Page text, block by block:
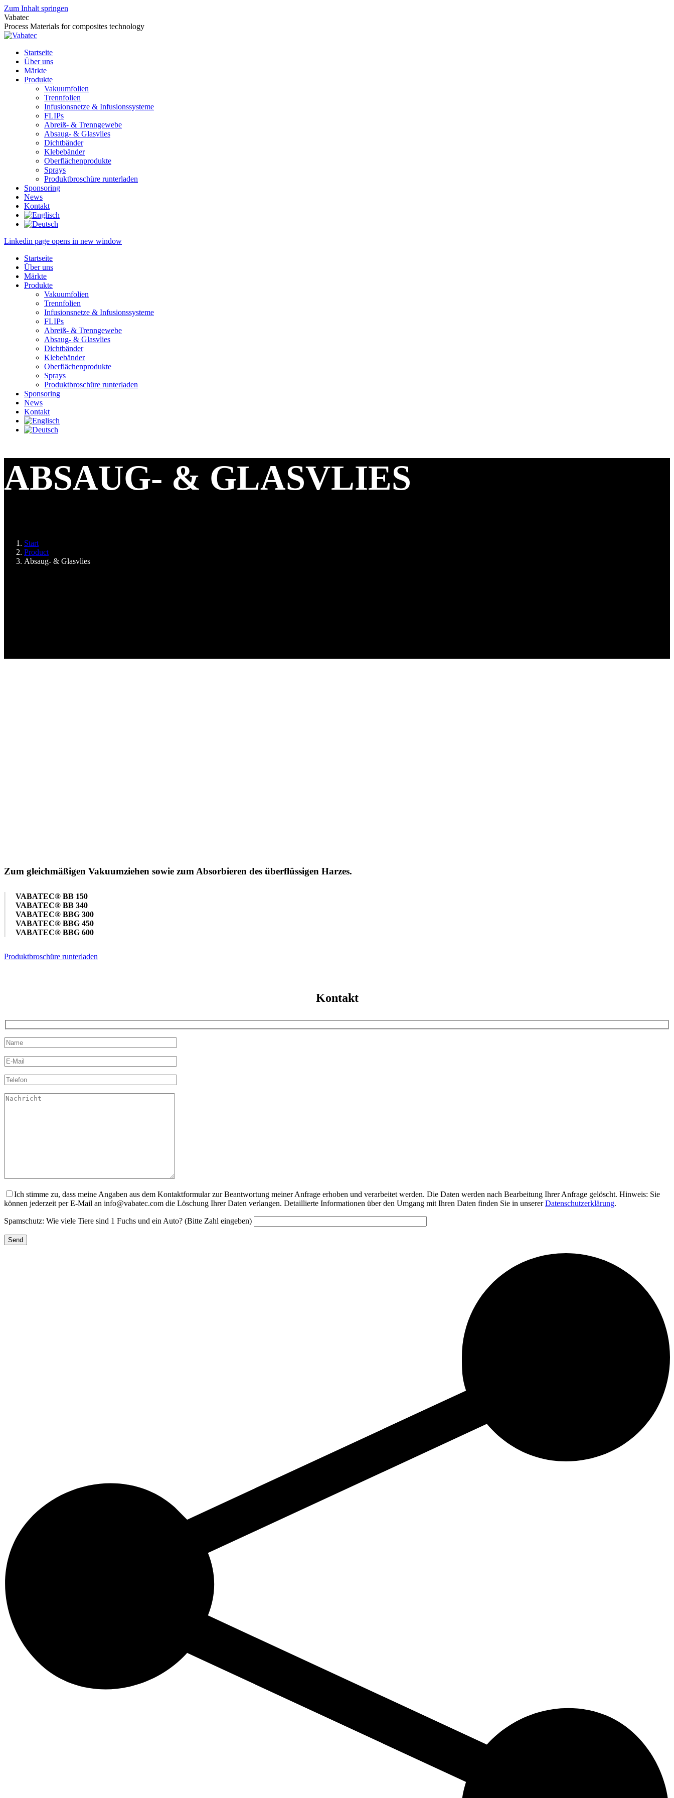
Zum Inhalt springen
Vabatec
Process Materials for composites technology
Startseite
Über uns
Märkte
Produkte
Vakuumfolien
Trennfolien
Infusionsnetze & Infusionssysteme
FLIPs
Abreiß- & Trenngewebe
Absaug- & Glasvlies
Dichtbänder
Klebebänder
Oberflächenprodukte
Sprays
Produktbroschüre runterladen
Sponsoring
News
Kontakt
Linkedin page opens in new window
Startseite
Über uns
Märkte
Produkte
Vakuumfolien
Trennfolien
Infusionsnetze & Infusionssysteme
FLIPs
Abreiß- & Trenngewebe
Absaug- & Glasvlies
Dichtbänder
Klebebänder
Oberflächenprodukte
Sprays
Produktbroschüre runterladen
Sponsoring
News
Kontakt
ABSAUG- & GLASVLIES
Start
Product
Absaug- & Glasvlies
Zum gleichmäßigen Vakuumziehen sowie zum Absorbieren des überflüssigen Harzes.
VABATEC® BB 150
VABATEC® BB 340
VABATEC® BBG 300
VABATEC® BBG 450
VABATEC® BBG 600
Produktbroschüre runterladen
Kontakt
Ich stimme zu, dass meine Angaben aus dem Kontaktformular zur Beantwortung meiner Anfrage erhoben und verarbeitet werden. Die Daten werden nach Bearbeitung Ihrer Anfrage gelöscht. Hinweis: Sie
können jederzeit per E-Mail an info@vabatec.com die Löschung Ihrer Daten verlangen. Detaillierte Informationen über den Umgang mit Ihren Daten finden Sie in unsererDatenschutzerklärung.
Spamschutz: Wie viele Tiere sind 1 Fuchs und ein Auto? (Bitte Zahl eingeben)